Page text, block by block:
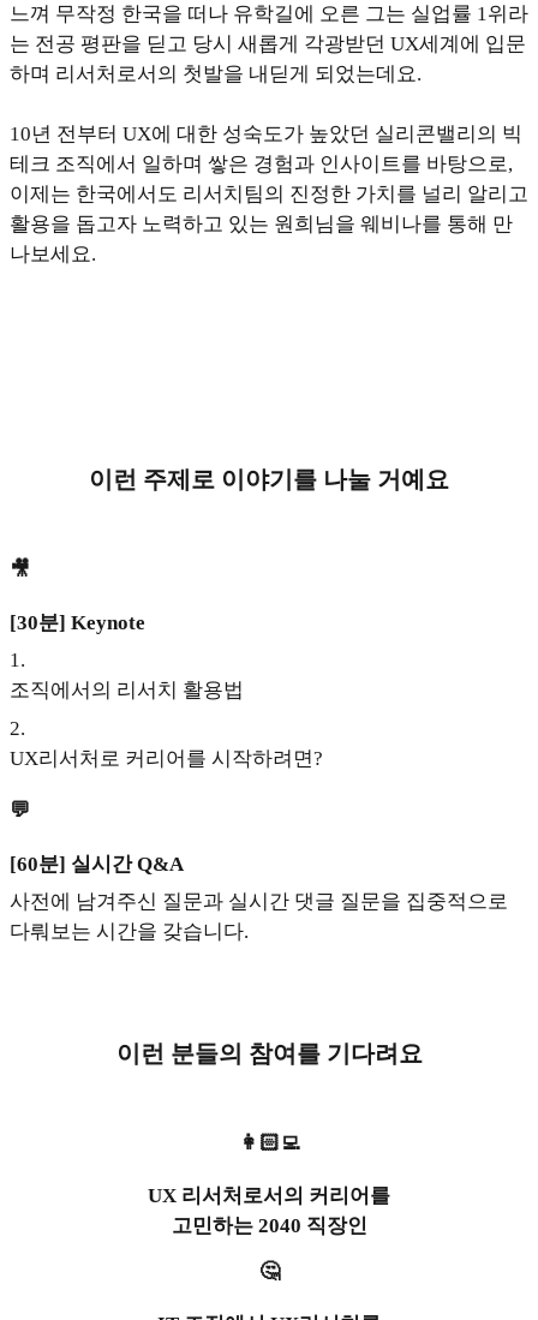
느껴 무작정 한국을 떠나 유학길에 오른 그는 실업률 1위라
는 전공 평판을 딛고 당시 새롭게 각광받던 UX세계에 입문
하며 리서처로서의 첫발을 내딛게 되었는데요.
10년 전부터 UX에 대한 성숙도가 높았던 실리콘밸리의 빅
테크 조직에서 일하며 쌓은 경험과 인사이트를 바탕으로,
이제는 한국에서도 리서치팀의 진정한 가치를 널리 알리고
활용을 돕고자 노력하고 있는 원희님을 웨비나를 통해 만
나보세요.
이런 주제로 이야기를 나눌 거예요
🎥
[30분] Keynote
1.
조직에서의 리서치 활용법
2.
UX리서처로 커리어를 시작하려면?
💬
[60분] 실시간 Q&A
사전에 남겨주신 질문과 실시간 댓글 질문을 집중적으로
다뤄보는 시간을 갖습니다.
이런 분들의 참여를 기다려요
👩🏻‍💻
UX 리서처로서의 커리어를
고민하는 2040 직장인
🤔